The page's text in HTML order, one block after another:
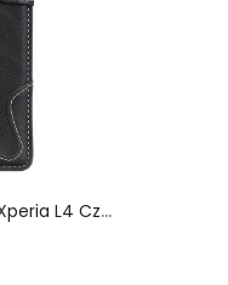
Skórzany Futerał Sony Xperia L4 Czerwony Czarny Etui Na Telefon Artystyczny Guzik I Szwy